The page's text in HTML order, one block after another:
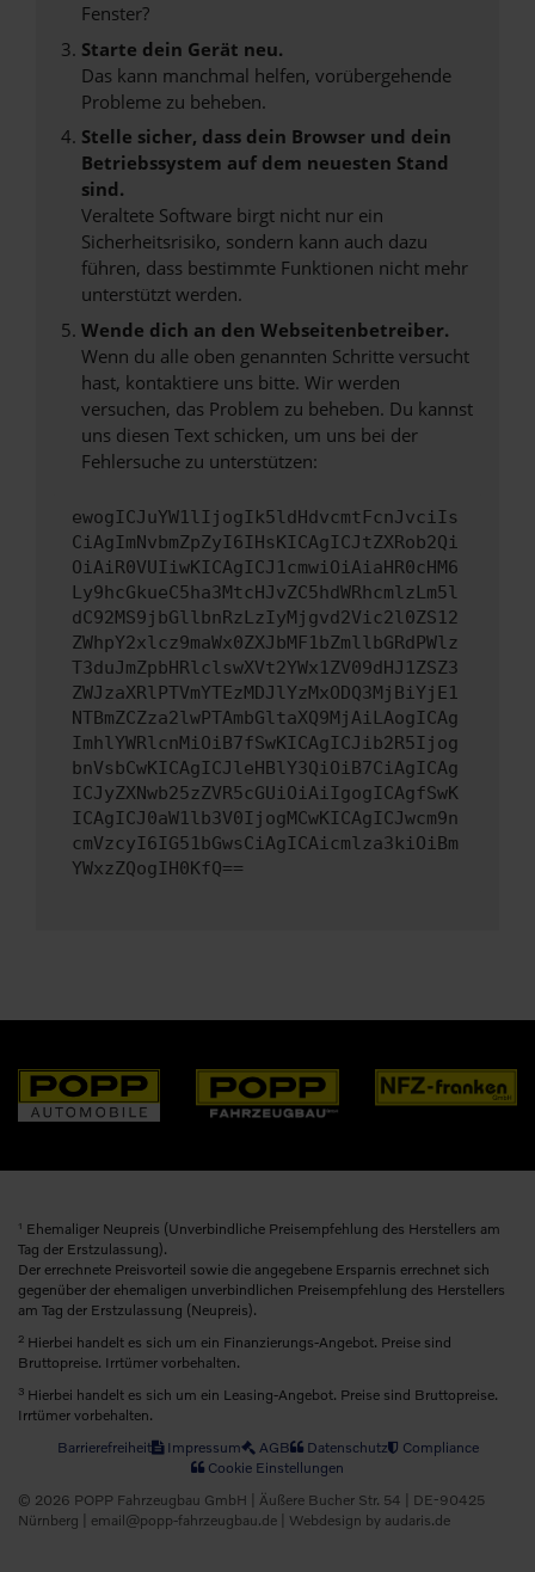
Fenster?
Starte dein Gerät neu.
Das kann manchmal helfen, vorübergehende
Probleme zu beheben.
Stelle sicher, dass dein Browser und dein
Betriebssystem auf dem neuesten Stand
sind.
Veraltete Software birgt nicht nur ein
Sicherheitsrisiko, sondern kann auch dazu
führen, dass bestimmte Funktionen nicht mehr
unterstützt werden.
Wende dich an den Webseitenbetreiber.
Wenn du alle oben genannten Schritte versucht
hast, kontaktiere uns bitte. Wir werden
versuchen, das Problem zu beheben. Du kannst
uns diesen Text schicken, um uns bei der
Fehlersuche zu unterstützen:
ewogICJuYW1lIjogIk5ldHdvcmtFcnJvciIs
CiAgImNvbmZpZyI6IHsKICAgICJtZXRob2Qi
OiAiR0VUIiwKICAgICJ1cmwiOiAiaHR0cHM6
Ly9hcGkueC5ha3MtcHJvZC5hdWRhcmlzLm5l
dC92MS9jbGllbnRzLzIyMjgvd2Vic2l0ZS12
ZWhpY2xlcz9maWx0ZXJbMF1bZmllbGRdPWlz
T3duJmZpbHRlclswXVt2YWx1ZV09dHJ1ZSZ3
ZWJzaXRlPTVmYTEzMDJlYzMxODQ3MjBiYjE1
NTBmZCZza2lwPTAmbGltaXQ9MjAiLAogICAg
ImhlYWRlcnMiOiB7fSwKICAgICJib2R5Ijog
bnVsbCwKICAgICJleHBlY3QiOiB7CiAgICAg
ICJyZXNwb25zZVR5cGUiOiAiIgogICAgfSwK
ICAgICJ0aW1lb3V0IjogMCwKICAgICJwcm9n
cmVzcyI6IG51bGwsCiAgICAicmlza3kiOiBm
YWxzZQogIH0KfQ==
1 Ehemaliger Neupreis (Unverbindliche Preisempfehlung des Herstellers am
Tag der Erstzulassung).
Der errechnete Preisvorteil sowie die angegebene Ersparnis errechnet sich
gegenüber der ehemaligen unverbindlichen Preisempfehlung des Herstellers
am Tag der Erstzulassung (Neupreis).
2 Hierbei handelt es sich um ein Finanzierungs-Angebot. Preise sind
Bruttopreise. Irrtümer vorbehalten.
3 Hierbei handelt es sich um ein Leasing-Angebot. Preise sind Bruttopreise.
Irrtümer vorbehalten.
Barrierefreiheit
Impressum AGB Datenschutz
Compliance
Cookie Einstellungen
© 2026 POPP Fahrzeugbau GmbH | Äußere Bucher Str. 54 | DE-90425
Nürnberg | email@popp-fahrzeugbau.de | Webdesign by audaris.de